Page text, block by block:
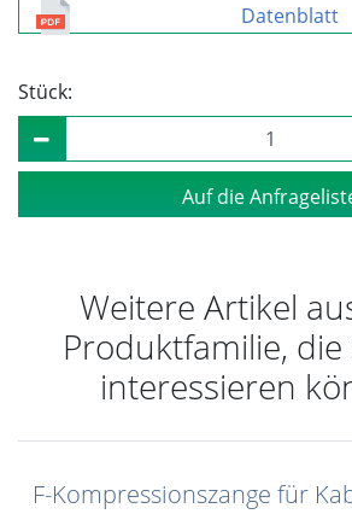
Datenblatt
Stück:
Auf die
Weitere Artikel
Produktfamilie, die
interessieren
F-Kompressionszange für